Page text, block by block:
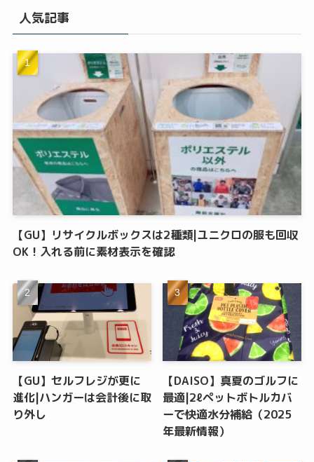
人気記事
【GU】リサイクルボックスは2種類|ユニクロの服も回収
OK！入れる前に素材表示を確認
【GU】セルフレジが更に
進化|ハンガーは会計後に取
り外し
【DAISO】真夏のゴルフに
最適|2ℓペットボトルカバ
ーで快適水分補給（2025
年最新情報）